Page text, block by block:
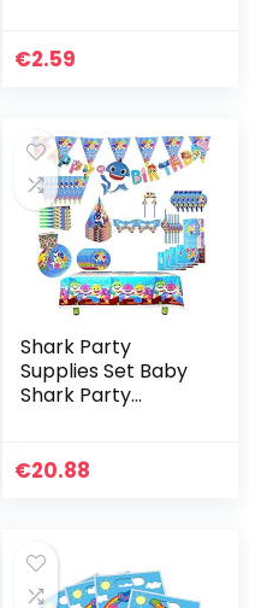
€2.59
Shark Party
Supplies Set Baby
Shark Party
Bekers, Tafelkleed,
€20.88